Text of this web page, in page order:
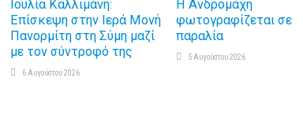
Ιουλία Καλλιμάνη:
Επίσκεψη στην Ιερά Μονή
Πανορμίτη στη Σύμη μαζί
με τον σύντροφό της
6 Αυγούστου 2026
Η Ανδρομάχη
φωτογραφίζεται σε
παραλία
5 Αυγούστου 2026